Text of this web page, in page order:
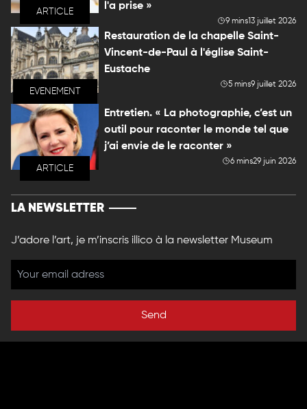
ARTICLE
l'a prise »
9 mins13 juillet 2026
EVENEMENT
Restauration de la chapelle Saint-
Vincent-de-Paul à l'église Saint-
Eustache
5 mins9 juillet 2026
ARTICLE
Entretien. « La photographie, c’est un
outil pour raconter le monde tel que
j’ai envie de le raconter »
6 mins29 juin 2026
LA NEWSLETTER
J’adore l’art, je m’inscris illico à la newsletter Museum
Send